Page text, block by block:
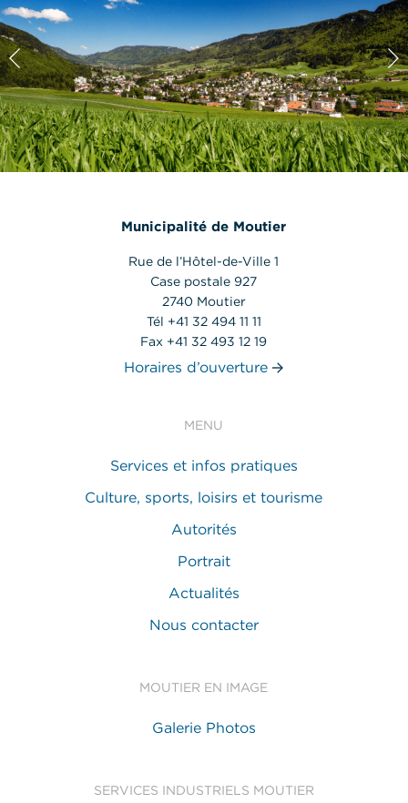
Municipalité de Moutier
Rue de l’Hôtel-de-Ville 1
Case postale 927
2740 Moutier
Tél +41 32 494 11 11
Fax +41 32 493 12 19
Horaires d’ouverture
MENU
Services et infos pratiques
Culture, sports, loisirs et tourisme
Autorités
Portrait
Actualités
Nous contacter
MOUTIER EN IMAGE
Galerie Photos
SERVICES INDUSTRIELS MOUTIER